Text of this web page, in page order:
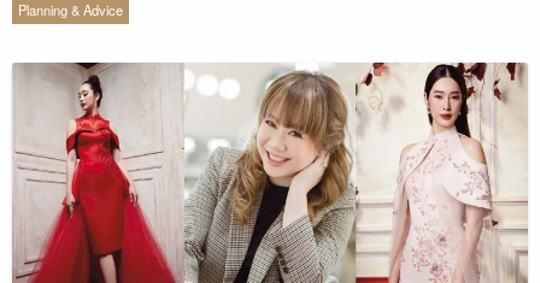
Planning & Advice